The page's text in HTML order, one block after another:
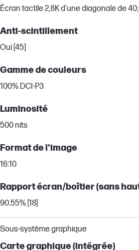
Écran tactile 2,8K d’une diagonale de
Anti-scintillement
Oui [45]
Gamme de couleurs
100% DCI-P3
Luminosité
500 nits
Format de l'image
16:10
Rapport écran/boîtier (sans
90.55% [18]
Sous-système graphique
Carte graphique (intégrée)